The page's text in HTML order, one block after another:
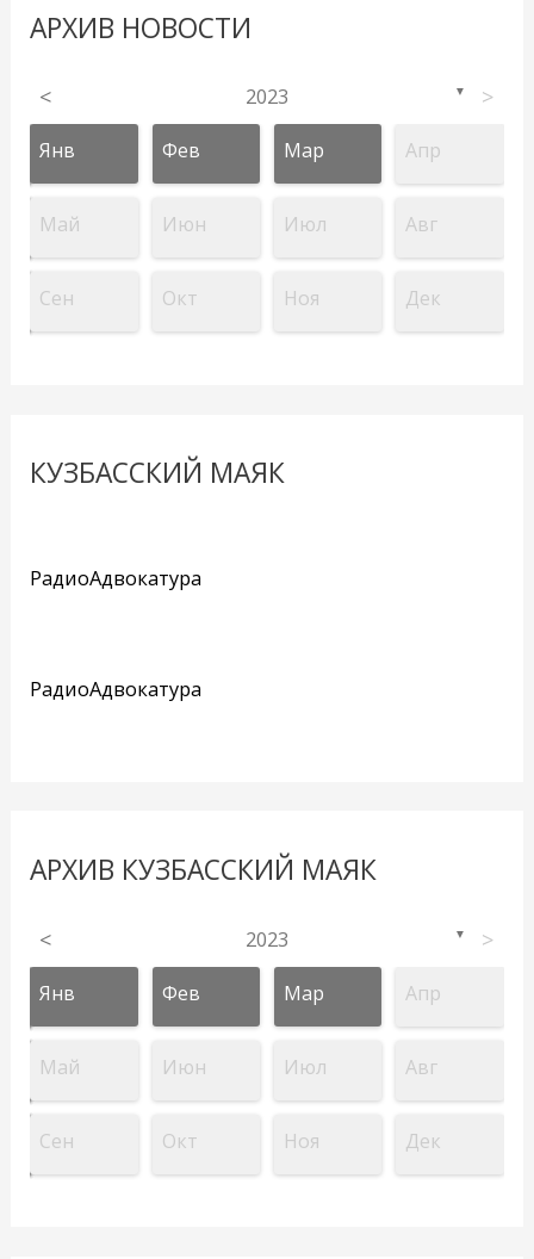
АРХИВ НОВОСТИ
< 2023 ▼ >
Янв Фев Мар Апр
Май Июн Июл Авг
Сен Окт Ноя Дек
КУЗБАССКИЙ МАЯК
РадиоАдвокатура
РадиоАдвокатура
АРХИВ КУЗБАССКИЙ МАЯК
< 2023 ▼ >
Янв Фев Мар Апр
Май Июн Июл Авг
Сен Окт Ноя Дек